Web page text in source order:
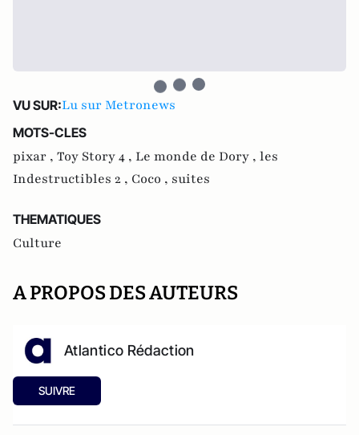
VU SUR:Lu sur Metronews
MOTS-CLES
pixar , Toy Story 4 , Le monde de Dory , les
Indestructibles 2 , Coco , suites
THEMATIQUES
Culture
A PROPOS DES AUTEURS
Atlantico Rédaction
SUIVRE